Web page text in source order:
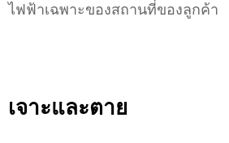
ไฟฟ้าเฉพาะของสถานที่ของลูกค้า
เจาะและตาย